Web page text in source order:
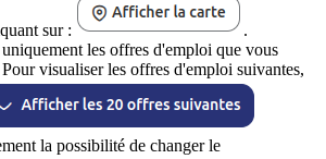
sur :
.
les offres d'emploi que vous
visualiser les offres d'emploi suivantes,
la possibilité de changer le